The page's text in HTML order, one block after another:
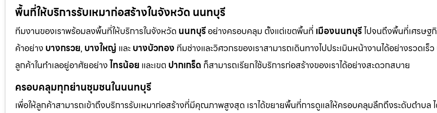
พื้นที่ให้บริการรับเหมาก่อสร้างในจังหวัด นนทบุรี
ทีมงานของเราพร้อมลงพื้นที่ให้บริการในจังหวัด นนทบุรีอย่างครอบคลุม ตั้งแต่เขตพื้นที่ เมืองนนทบุรีไปจนถึงพื้นที่เศรษฐ
ค้าอย่าง บางกรวย, บางใหญ่ และบางบัวทอง ทีมช่างและวิศวกรของเราสามารถเดินทางไปประเมินหน้างานได้อย่างรวดเร็
ลูกค้าในทำเลอยู่อาศัยอย่างไทรน้อย และเขต ปากเกร็ด ก็สามารถเรียกใช้บริการก่อสร้างของเราได้อย่างสะดวกสบาย
ครอบคลุมทุกย่านชุมชนในนนทบุรี
เพื่อให้ลูกค้าสามารถเข้าถึงบริการรับเหมาก่อสร้างที่มีคุณภาพสูงสุด เราได้ขยายพื้นที่การดูแลให้ครอบคลุมลึกถึงระดับตำบล